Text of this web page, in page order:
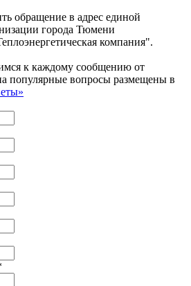
обращение в адрес единой
города Тюмени
компания".
к каждому сообщению от
популярные вопросы размещены в